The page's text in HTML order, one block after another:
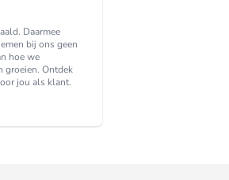
Daarmee
bij ons geen
hoe we
groeien. Ontdek
jou als klant.